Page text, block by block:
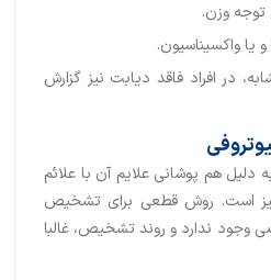
توجه وزن.
یا واکسیناسیون.
در افراد فاقد دیابت نیز گزارش
هم پوشانی علایم آن با علائم
است. روش قطعی برای تشخیص
وجود ندارد و روند تشخیص، غالبا